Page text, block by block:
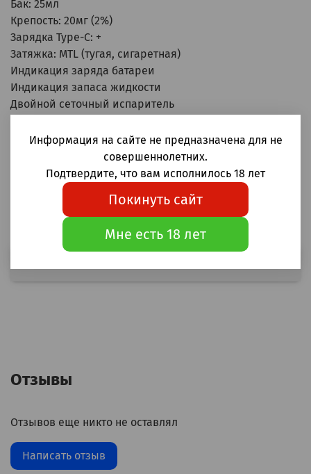
Бак: 25мл
Крепость: 20мг (2%)
Зарядка Type-C: +
Затяжка: MTL (тугая, сигаретная)
Индикация заряда батареи
Индикация запаса жидкости
Двойной сеточный испаритель
ВНИМАНИЕ! Данный товар запрещён к продаже
лицам не достигшим 18 лет.
Купить одноразовые электронные сигареты Mosmo
VD18000 Киви-маракуйя-гуава 18000 купить в Москве
Отзывы
Отзывов еще никто не оставлял
Написать отзыв
Информация на сайте не предназначена для не
совершеннолетних.
Подтвердите, что вам исполнилось 18 лет
Покинуть сайт
Мне есть 18 лет